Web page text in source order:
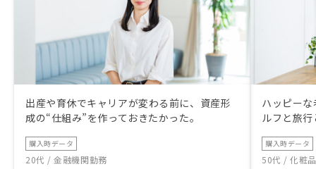
出産や育休でキャリアが変わる前に、資産形
成の“仕組み”を作っておきたかった。
購入時データ
20代 / 金融機関勤務
ハッピー
ルフと旅
購入時データ
50代 / 化粧